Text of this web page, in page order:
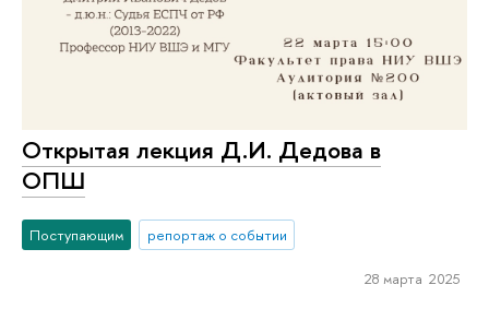
Открытая лекция Д.И. Дедова в
ОПШ
Поступающим репортаж о событии
28 марта 2025